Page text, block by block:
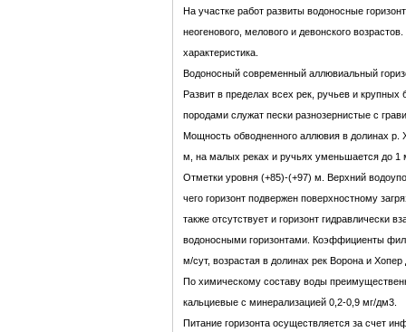
На участке работ развиты водоносные
неогенового, мелового и девонского
характеристика.
Водоносный современный аллювиальный
Развит в пределах всех рек, ручьев и
породами служат пески разнозернистые с
Мощность обводненного аллювия в долинах р.
м, на малых реках и ручьях уменьшается до 1
Отметки уровня (+85)-(+97) м. Верхний
чего горизонт подвержен поверхностному
также отсутствует и горизонт гидравлически
водоносными горизонтами. Коэффициенты
м/сут, возрастая в долинах рек Ворона и Хопер
По химическому составу воды
кальциевые с минерализацией 0,2-0,9 мг/дм3.
Питание горизонта осуществляется за счет